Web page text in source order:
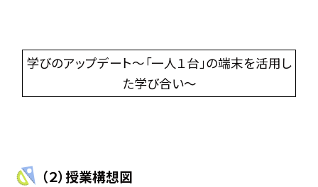
学びのアップデート〜「一人１台」の端末を活用し
た学び合い〜
（２）授業構想図